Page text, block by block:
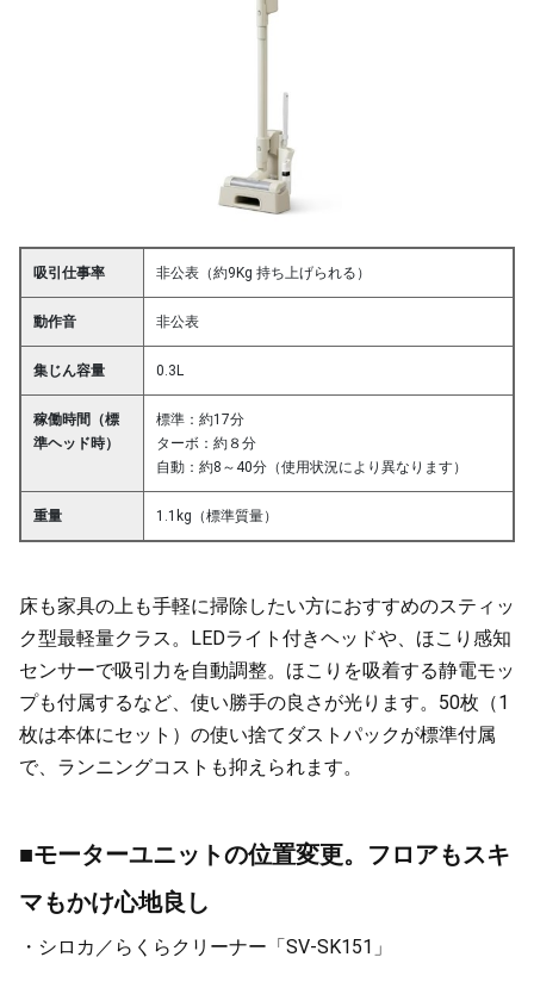
吸引仕事率 非公表（約9Kg 持ち上げられる）
動作音 非公表
集じん容量 0.3L
稼働時間（標
準ヘッド時）
標準：約17分
ターボ：約８分
自動：約8～40分（使用状況により異なります）
重量 1.1kg（標準質量）
床も家具の上も手軽に掃除したい方におすすめのスティッ
ク型最軽量クラス。LEDライト付きヘッドや、ほこり感知
センサーで吸引力を自動調整。ほこりを吸着する静電モッ
プも付属するなど、使い勝手の良さが光ります。50枚（1
枚は本体にセット）の使い捨てダストパックが標準付属
で、ランニングコストも抑えられます。
■モーターユニットの位置変更。フロアもスキ
マもかけ心地良し
・シロカ／らくらクリーナー「SV-SK151」